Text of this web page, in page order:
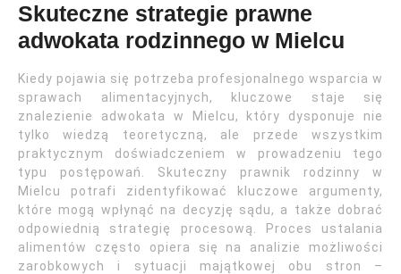
Skuteczne strategie prawne
adwokata rodzinnego w Mielcu
Kiedy pojawia się potrzeba profesjonalnego wsparcia w
sprawach alimentacyjnych, kluczowe staje się
znalezienie adwokata w Mielcu, który dysponuje nie
tylko wiedzą teoretyczną, ale przede wszystkim
praktycznym doświadczeniem w prowadzeniu tego
typu postępowań. Skuteczny prawnik rodzinny w
Mielcu potrafi zidentyfikować kluczowe argumenty,
które mogą wpłynąć na decyzję sądu, a także dobrać
odpowiednią strategię procesową. Proces ustalania
alimentów często opiera się na analizie możliwości
zarobkowych i sytuacji majątkowej obu stron –